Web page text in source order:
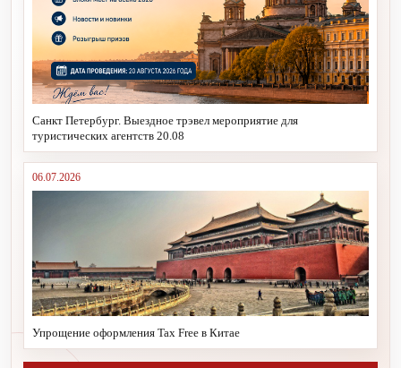
Санкт Петербург. Выездное трэвел мероприятие для
туристических агентств 20.08
06.07.2026
Упрощение оформления Tax Free в Китае